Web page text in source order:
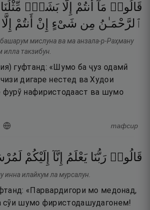
قَالُوا۟ مَآ أَنتُمْ إِلَّا بَشَرٌۭ مِّثْلُنَا
ٱلرَّحْمَـٰنُ مِن شَىْءٍ إِنْ أَنتُمْ إِلَّا
мислуна ва ма анзала-р-Раҳману
такзибун.
гуфтанд: «Шумо ба ҷуз одамӣ
дигаре нестед ва Худои
фурӯ нафиристодааст ва шумо
тафсир
قَالُوا۟ رَبُّنَا يَعْلَمُ إِنَّآ إِلَيْكُمْ
инна илайкум ла мурсалун.
«Парвардигори мо медонад,
сӯи шумо фиристодашудагонем!